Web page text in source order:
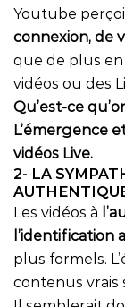
Youtube
connexion, de
que de plus
vidéos ou des
Qu’est-ce
L’émergence
vidéos Live.
2- LA
Les vidéos à
l’identification
plus formels.
contenus vrais